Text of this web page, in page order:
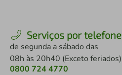
Serviços por telefone
de segunda a sábado das
08h às 20h40 (Exceto feriados)
0800 724 4770